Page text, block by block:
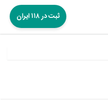
ثبت در ۱۱۸ ایران